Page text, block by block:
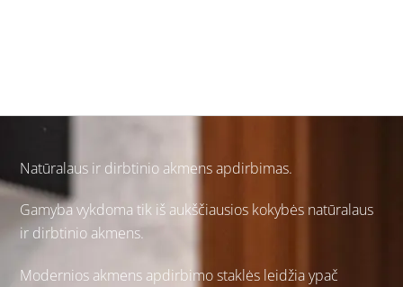
Natūralaus ir dirbtinio akmensapdirbimas.
Gamyba vykdoma tik iš aukščiausios kokybės natūralaus
ir dirbtinio akmens.
Modernios akmens apdirbimo staklės leidžia ypač